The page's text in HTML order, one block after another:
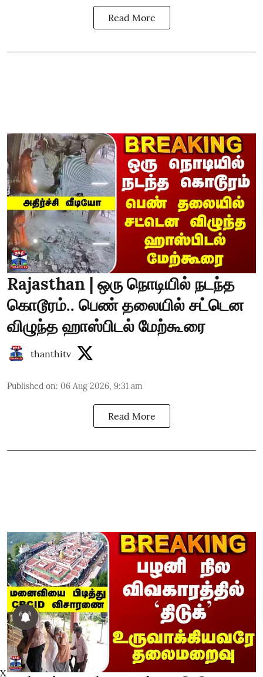
Read More
Rajasthan | ஒரு நொடியில் நடந்த
கொடூரம்.. பெண் தலையில் சட்டென
விழுந்த ஹாஸ்பிடல் மேற்கூரை
thanthitv
Published on: 06 Aug 2026, 9:31 am
Read More
X